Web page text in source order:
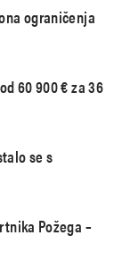
ograničenja
60 900 € za 36
se s
Požega –